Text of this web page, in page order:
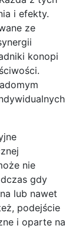
i efekty.
ze
konopi
nie
gdy
lub nawet
podejście
i oparte na